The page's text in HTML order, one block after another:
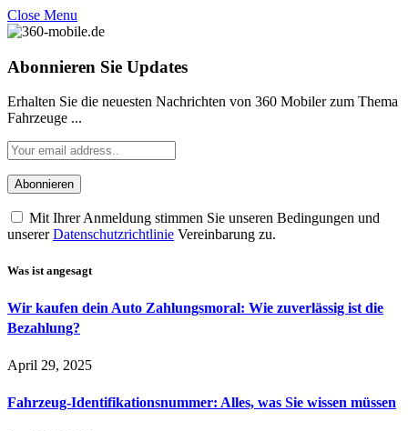
Close Menu
Abonnieren Sie Updates
Erhalten Sie die neuesten Nachrichten von 360 Mobiler zum Thema
Fahrzeuge ...
Mit Ihrer Anmeldung stimmen Sie unseren Bedingungen und
unsererDatenschutzrichtlinie Vereinbarung zu.
Was ist angesagt
Wir kaufen dein Auto Zahlungsmoral: Wie zuverlässig ist die
Bezahlung?
April 29, 2025
Fahrzeug-Identifikationsnummer: Alles, was Sie wissen müssen